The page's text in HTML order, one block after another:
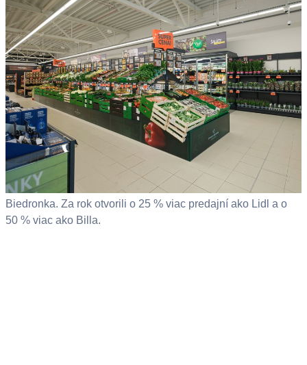
Biedronka. Za rok otvorili o 25 % viac predajní ako Lidl a o
50 % viac ako Billa.